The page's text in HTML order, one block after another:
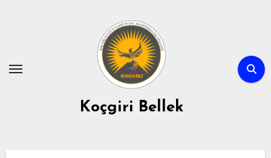
Koçgiri Bellek